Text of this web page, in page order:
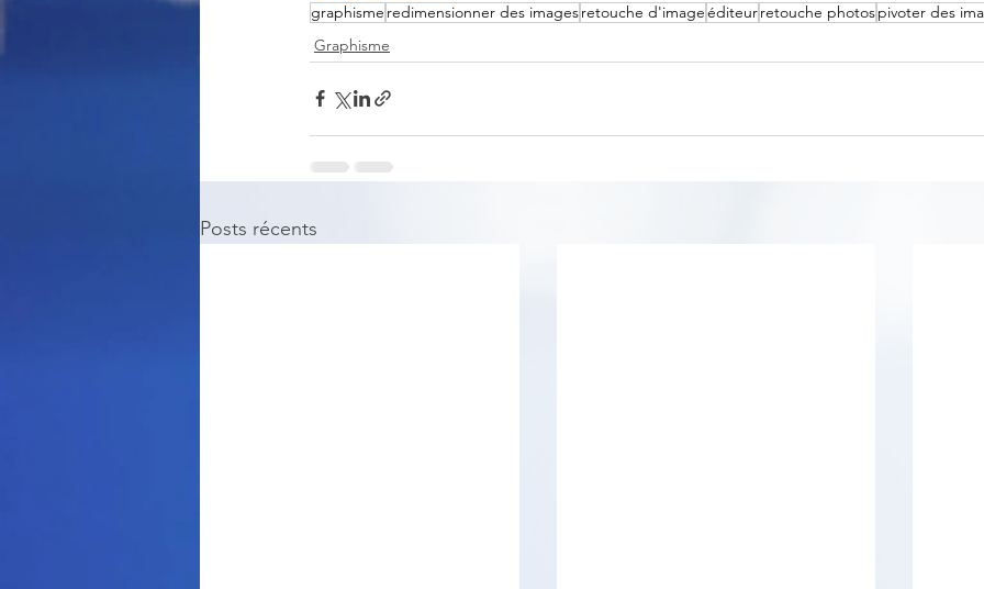
graphisme redimensionner des imagesretouche d'imageéditeurretouche photospivoter des
Graphisme
Posts récents